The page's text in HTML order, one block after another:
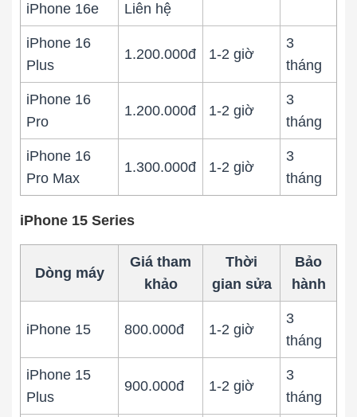
iPhone 16e Liên hệ
iPhone 16
Plus
1.200.000đ 1-2 giờ
3
tháng
iPhone 16
Pro
1.200.000đ 1-2 giờ
3
tháng
iPhone 16
Pro Max
1.300.000đ 1-2 giờ
3
tháng
iPhone 15 Series
Dòng máy
Giá tham
khảo
Thời
gian sửa
Bảo
hành
iPhone 15 800.000đ 1-2 giờ
3
tháng
iPhone 15
Plus
900.000đ 1-2 giờ
3
tháng